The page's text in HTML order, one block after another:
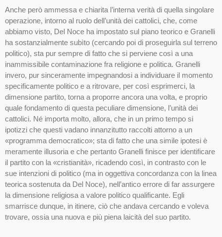
Anche però ammessa e chiarita l’interna verità di quella singolare
operazione, intorno al ruolo dell’unità dei cattolici, che, come
abbiamo visto, Del Noce ha impostato sul piano teorico e Granelli
ha sostanzialmente subìto (cercando poi di proseguirla sul terreno
politico), sta pur sempre di fatto che si perviene così a una
inammissibile contaminazione fra religione e politica. Granelli
invero, pur sinceramente impegnandosi a individuare il momento
specificamente politico e a ritrovare, per così esprimerci, la
dimensione partito, torna a proporre ancora una volta, e proprio
quale fondamento di questa peculiare dimensione, l’unità dei
cattolici. Né importa molto, allora, che in un primo tempo si
ipotizzi che questi vadano innanzitutto raccolti attorno a un
«programma democratico»; sta di fatto che una simile ipotesi è
meramente illusoria e che pertanto Granelli finisce per identificare
il partito con la «cristianità», ricadendo così, in contrasto con le
sue intenzioni di politico (ma in oggettiva concordanza con la linea
teorica sostenuta da Del Noce), nell’antico errore di far assurgere
la dimensione religiosa a valore politico qualificante. Egli
smarrisce dunque, in itinere, ciò che andava cercando e voleva
trovare, ossia una nuova e più piena laicità del suo partito.